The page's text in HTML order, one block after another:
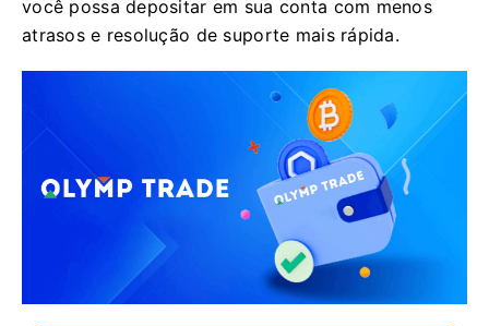
você possa depositar em sua conta com menos
atrasos e resolução de suporte mais rápida.